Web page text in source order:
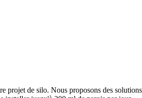
de silo. Nous proposons des